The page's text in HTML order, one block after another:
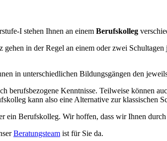
I stehen Ihnen an einem Berufskolleg
in der Regel an einem oder zwei Schultagen
in unterschiedlichen Bildungsgängen den
berufsbezogene Kenntnisse. Teilweise können
kann also eine Alternative zur klassischen
ein Berufskolleg. Wir hoffen, dass wir Ihnen
Beratungsteam ist für Sie da.